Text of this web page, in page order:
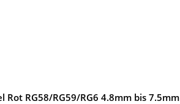
RG58/RG59/RG6 4.8mm bis 7.5mm